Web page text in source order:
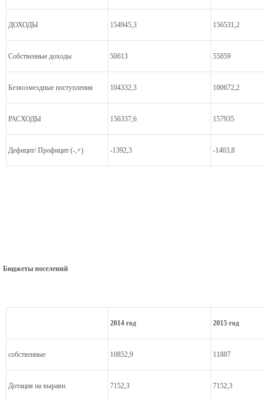
ДОХОДЫ 154945,3 156531,2
Собственные доходы 50613 55859
Безвозмездные поступления 104332,3 100672,2
РАСХОДЫ 156337,6 157935
Дефицит/ Профицит (-,+) -1392,3 -1403,8
Бюджеты поселений
2014 год 2015 год
собственные 10852,9 11887
Дотация на выравн. 7152,3 7152,3